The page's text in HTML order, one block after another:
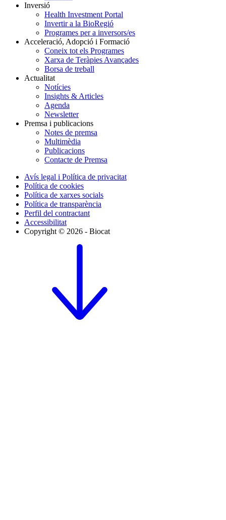
Inversió
Health Investment Portal
Invertir a la BioRegió
Programes per a inversors/es
Acceleració, Adopció i Formació
Coneix tot els Programes
Xarxa de Teràpies Avançades
Borsa de treball
Actualitat
Notícies
Insights & Articles
Agenda
Newsletter
Premsa i publicacions
Notes de premsa
Multimèdia
Publicacions
Contacte de Premsa
Avís legal i Política de privacitat
Política de cookies
Política de xarxes socials
Política de transparència
Perfil del contractant
Accessibilitat
Copyright © 2026 - Biocat